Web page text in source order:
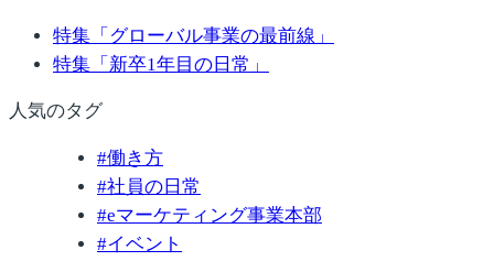
特集「グローバル事業の最前線」
特集「新卒1年目の日常」
人気のタグ
#働き方
#社員の日常
#eマーケティング事業本部
#イベント